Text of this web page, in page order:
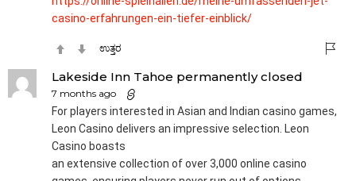
casino-erfahrungen-ein-tiefer-einblick/
ಉತ್ತರ
Lakeside Inn Tahoe permanently closed
7 months ago
For players interested in Asian and Indian casino games,
Leon Casino delivers an impressive selection. Leon
Casino boasts
an extensive collection of over 3,000 online casino